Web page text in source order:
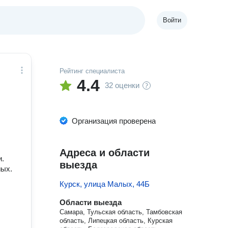
Войти
Рейтинг специалиста
4.4 32 оценки
Организация проверена
Адреса и области
выезда
Курск, улица Малых, 44Б
Области выезда
Самара, Тульская область, Тамбовская
область, Липецкая область, Курская